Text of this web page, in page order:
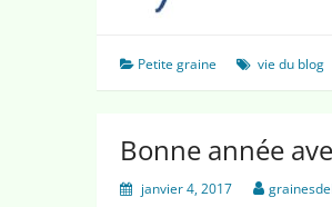
Petite graine vie du blog
Bonne année
janvier 4, 2017